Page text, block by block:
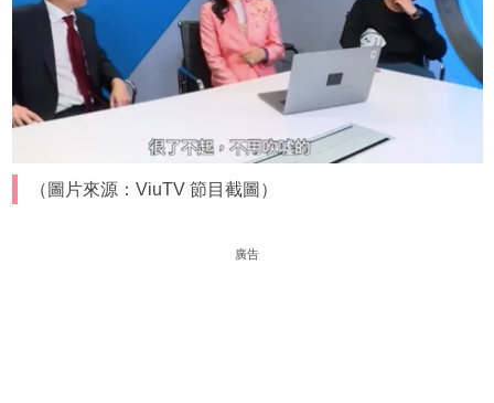
（圖片來源：ViuTV 節目截圖）
廣告